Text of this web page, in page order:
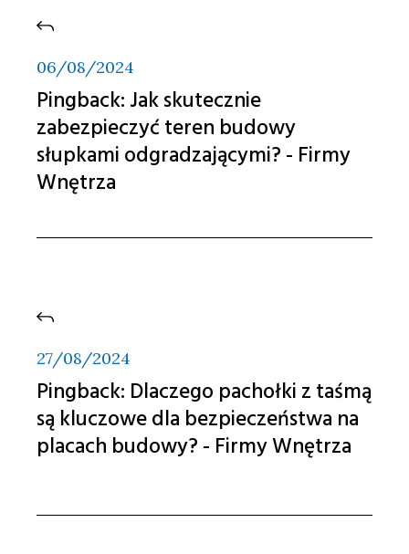
06/08/2024
Pingback:Jak skutecznie
zabezpieczyć teren budowy
słupkami odgradzającymi? - Firmy
Wnętrza
27/08/2024
Pingback: Dlaczego pachołki z taśmą
są kluczowe dla bezpieczeństwa na
placach budowy? - Firmy Wnętrza